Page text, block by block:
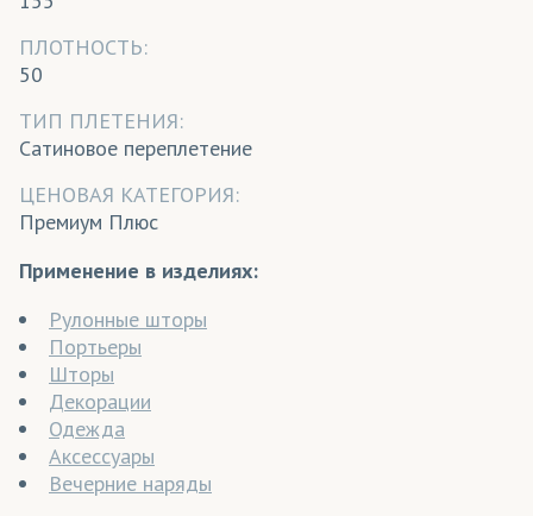
ПЛОТНОСТЬ:
50
ТИП ПЛЕТЕНИЯ:
Сатиновое переплетение
ЦЕНОВАЯ КАТЕГОРИЯ:
Премиум Плюс
Применение в изделиях:
Рулонные шторы
Портьеры
Шторы
Декорации
Одежда
Аксессуары
Вечерние наряды